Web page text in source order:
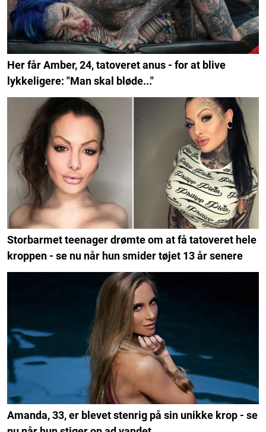
Her får Amber, 24, tatoveret anus - for at blive
lykkeligere: "Man skal bløde..."
Storbarmet teenager drømte om at få tatoveret hele
kroppen - se nu når hun smider tøjet 13 år senere
Amanda, 33, er blevet stenrig på sin unikke krop - se